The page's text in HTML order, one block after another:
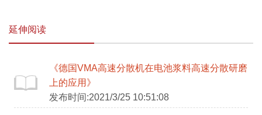
延伸阅读
《德国VMA高速分散机在电池浆料高速分散研磨
上的应用》
发布时间:2021/3/25 10:51:08